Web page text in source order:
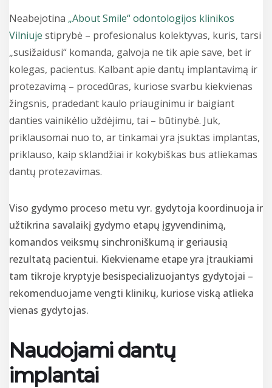
Neabejotina „About Smile“ odontologijos klinikos
Vilniuje stiprybė – profesionalus kolektyvas, kuris, tarsi
„susižaidusi“ komanda, galvoja ne tik apie save, bet ir
kolegas, pacientus. Kalbant apie dantų implantavimą ir
protezavimą – procedūras, kuriose svarbu kiekvienas
žingsnis, pradedant kaulo priauginimu ir baigiant
danties vainikėlio uždėjimu, tai – būtinybė. Juk,
priklausomai nuo to, ar tinkamai yra įsuktas implantas,
priklauso, kaip sklandžiai ir kokybiškas bus atliekamas
dantų protezavimas.
Viso gydymo proceso metu vyr. gydytoja koordinuoja ir
užtikrina savalaikį gydymo etapų įgyvendinimą,
komandos veiksmų sinchroniškumą ir geriausią
rezultatą pacientui. Kiekviename etape yra įtraukiami
tam tikroje kryptyje besispecializuojantys gydytojai –
rekomenduojame vengti klinikų, kuriose viską atlieka
vienas gydytojas.
Naudojami dantų
implantai